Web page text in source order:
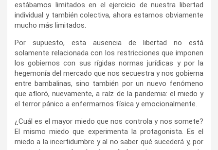
estábamos limitados en el ejercicio de nuestra libertad
individual y también colectiva, ahora estamos obviamente
mucho más limitados.
Por supuesto, esta ausencia de libertad no está
solamente relacionada con los restricciones que imponen
los gobiernos con sus rígidas normas jurídicas y por la
hegemonía del mercado que nos secuestra y nos gobierna
entre bambalinas, sino también por un nuevo fenómeno
que afloró, nuevamente, a raíz de la pandemia: el miedo y
el terror pánico a enfermarnos física y emocionalmente.
¿Cuál es el mayor miedo que nos controla y nos somete?
El mismo miedo que experimenta la protagonista. Es el
miedo a la incertidumbre y al no saber qué sucederá y, por